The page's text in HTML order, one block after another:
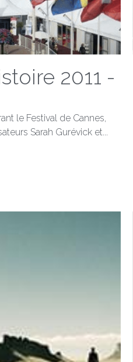
2011 -
le Festival de Cannes,
Sarah Gurévick et...